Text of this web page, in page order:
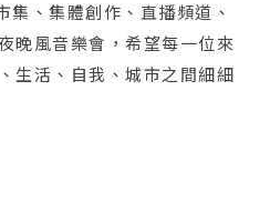
、集體創作、直播頻道、
晚風音樂會，希望每一位來
生活、自我、城市之間細細